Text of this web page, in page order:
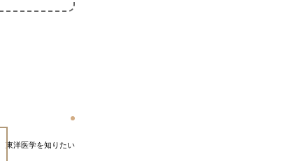
東洋医学を知りたい